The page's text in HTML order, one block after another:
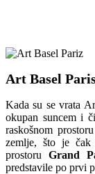
Art Basel
Kada su se vrata
okupan suncem i
raskošnom
zemlje, što je čak
prostoru Grand
predstavile po prvi